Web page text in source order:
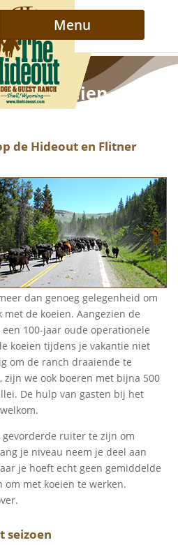
Met Koeien
de Hideout en Flitner
dan genoeg gelegenheid om
de koeien. Aangezien de
100-jaar oude operationele
koeien tijdens je vakantie niet
om de ranch draaiende te
zijn we ook boeren met bijna 500
De hulp van gasten bij het
ruiter te zijn om
je niveau neem je deel aan
je hoeft echt geen gemiddelde
met koeien te werken.
seizoen